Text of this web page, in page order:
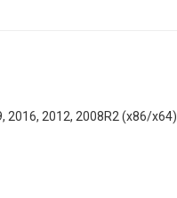
2016, 2012, 2008R2 (x86/x64)